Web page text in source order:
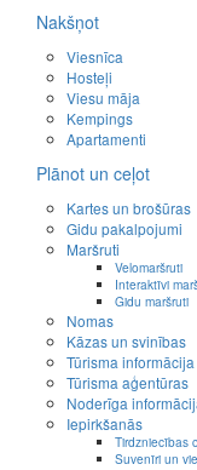
Nakšņot
Viesnīca
Hosteļi
Viesu māja
Kempings
Apartamenti
Plānot un ceļot
Kartes un brošūras
Gidu pakalpojumi
Maršruti
Velomaršruti
Interaktīvi
Gidu maršruti
Nomas
Kāzas un svinības
Tūrisma informācija
Tūrisma aģentūras
Noderīga
Iepirkšanās
Tirdzniecības
Suvenīri un